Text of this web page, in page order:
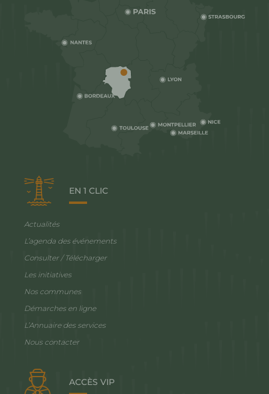
EN 1 CLIC
Actualités
L’agenda des événements
Consulter / Télécharger
Les initiatives
Nos communes
Démarches en ligne
L’Annuaire des services
Nous contacter
ACCÈS VIP